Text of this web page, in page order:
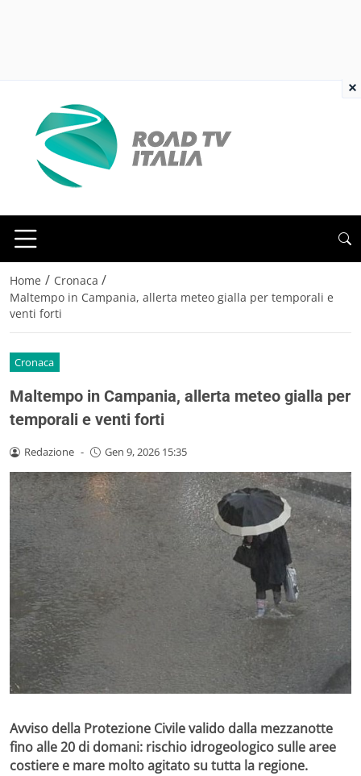
Home / Cronaca /
Maltempo in Campania, allerta meteo gialla per temporali e
venti forti
Cronaca
Maltempo in Campania, allerta meteo gialla per
temporali e venti forti
Redazione - Gen 9, 2026 15:35
Avviso della Protezione Civile valido dalla mezzanotte
fino alle 20 di domani: rischio idrogeologico sulle aree
costiere e mare molto agitato su tutta la regione.
×